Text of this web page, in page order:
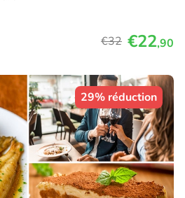
€32 €22,90
29% réduction